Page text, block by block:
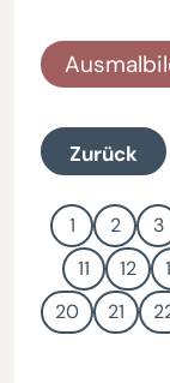
Zurück
1 2 3
11
12
20
21